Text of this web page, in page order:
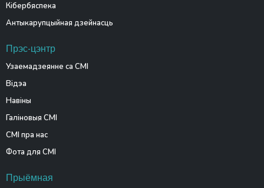
Кібербяспека
Антыкарупцыйная дзейнасць
Прэс-цэнтр
Узаемадзеянне са СМІ
Відэа
Навіны
Галіновыя СМІ
СМІ пра нас
Фота для СМІ
Прыёмная